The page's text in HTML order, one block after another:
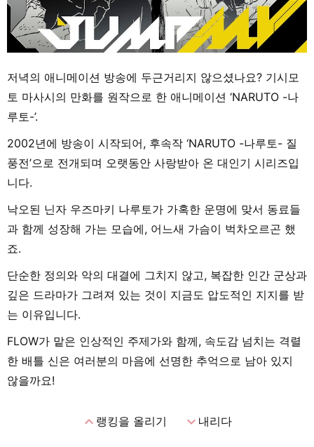
저녁의 애니메이션 방송에 두근거리지 않으셨나요? 기시모
토 마사시의 만화를 원작으로 한 애니메이션 ‘NARUTO -나
루토-’.
2002년에 방송이 시작되어, 후속작 ‘NARUTO -나루토- 질
풍전’으로 전개되며 오랫동안 사랑받아 온 대인기 시리즈입
니다.
낙오된 닌자 우즈마키 나루토가 가혹한 운명에 맞서 동료들
과 함께 성장해 가는 모습에, 어느새 가슴이 벅차오르곤 했
죠.
단순한 정의와 악의 대결에 그치지 않고, 복잡한 인간 군상과
깊은 드라마가 그려져 있는 것이 지금도 압도적인 지지를 받
는 이유입니다.
FLOW가 맡은 인상적인 주제가와 함께, 속도감 넘치는 격렬
한 배틀 신은 여러분의 마음에 선명한 추억으로 남아 있지
않을까요!
expand_less랭킹을 올리기 expand_more내리다